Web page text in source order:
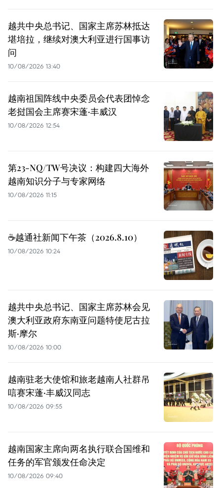
越共中央总书记、国家主席苏林抵达
堪培拉，继续对澳大利亚进行国事访
问
10/08/2026 13:40
越南祖国阵线中央委员会代表团悼念
老挝国会主席赛宋蓬·丰威汉
10/08/2026 12:54
第23-NQ/TW号决议：构建四大海外
越南知识分子与专家网络
10/08/2026 11:15
☕️越通社新闻下午茶（2026.8.10）
10/08/2026 10:24
越共中央总书记、国家主席苏林会见
澳大利亚政府东南亚问题特使尼古拉
斯·摩尔
10/08/2026 10:00
越南驻老大使馆和旅老越南人社群吊
唁赛宋蓬·丰威汉同志
10/08/2026 09:55
越南国家主席向两名执行联合国维和
任务的军官颁发任命决定
10/08/2026 09:40